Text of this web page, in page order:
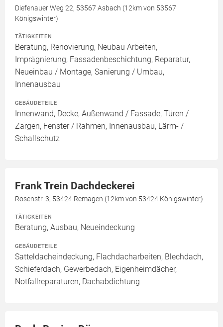
Diefenauer Weg 22, 53567 Asbach (12km von 53567
Königswinter)
TÄTIGKEITEN
Beratung, Renovierung, Neubau Arbeiten,
Imprägnierung, Fassadenbeschichtung, Reparatur,
Neueinbau / Montage, Sanierung / Umbau,
Innenausbau
GEBÄUDETEILE
Innenwand, Decke, Außenwand / Fassade, Türen /
Zargen, Fenster / Rahmen, Innenausbau, Lärm- /
Schallschutz
Frank Trein Dachdeckerei
Rosenstr. 3, 53424 Remagen (12km von 53424 Königswinter)
TÄTIGKEITEN
Beratung, Ausbau, Neueindeckung
GEBÄUDETEILE
Satteldacheindeckung, Flachdacharbeiten, Blechdach,
Schieferdach, Gewerbedach, Eigenheimdächer,
Notfallreparaturen, Dachabdichtung